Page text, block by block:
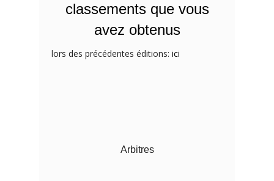
classements que vous
avez obtenus
lors des précédentes éditions: ici
Arbitres